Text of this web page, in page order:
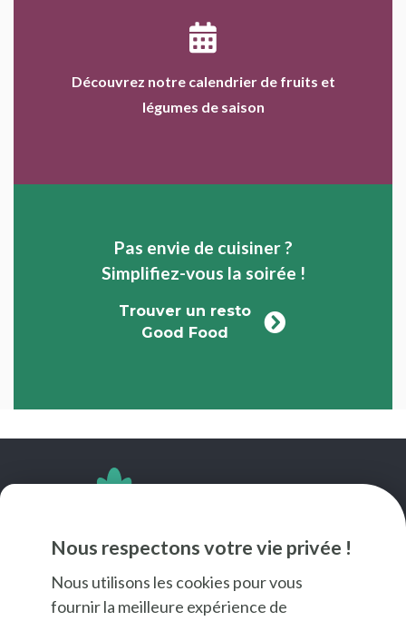
Nous respectons votre vie privée !
Nous utilisons les cookies pour vous
fournir la meilleure expérience de
Découvrez notre calendrier de fruits et
légumes de saison
Pas envie de cuisiner ?
Simplifiez-vous la soirée !
Trouver un resto
Good Food